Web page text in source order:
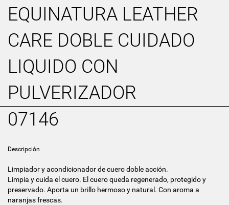
EQUINATURA LEATHER
CARE DOBLE CUIDADO
LIQUIDO CON
PULVERIZADOR
07146
Descripción
Limpiador y acondicionador de cuero doble acción.
Limpia y cuida el cuero. El cuero queda regenerado, protegido y
preservado. Aporta un brillo hermoso y natural. Con aroma a
naranjas frescas.